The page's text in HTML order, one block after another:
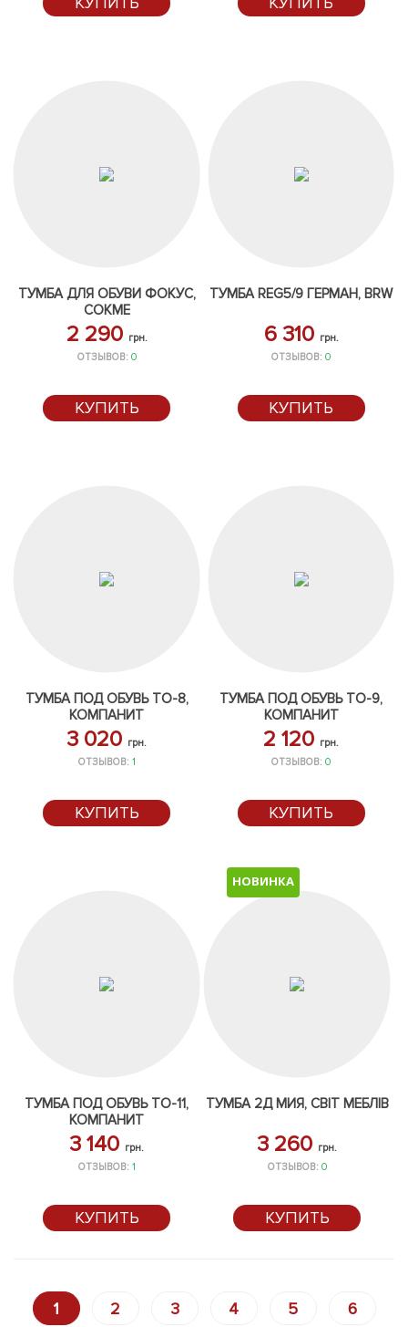
ТУМБА ДЛЯ ОБУВИ ФОКУС,
СОКМЕ
2 290 грн.
ОТЗЫВОВ: 0
КУПИТЬ
ТУМБА REG5/9 ГЕРМАН, BRW
6 310 грн.
ОТЗЫВОВ:0
КУПИТЬ
ТУМБА ПОД ОБУВЬ ТО-8,
КОМПАНИТ
3 020 грн.
ОТЗЫВОВ: 1
КУПИТЬ
ТУМБА ПОД ОБУВЬ ТО-9,
КОМПАНИТ
2 120 грн.
ОТЗЫВОВ:0
КУПИТЬ
ТУМБА ПОД ОБУВЬ ТО-11,
КОМПАНИТ
3 140 грн.
ОТЗЫВОВ: 1
КУПИТЬ
НОВИНКА
ТУМБА 2Д МИЯ, СВІТ МЕБЛІВ
3 260 грн.
ОТЗЫВОВ: 0
КУПИТЬ
1 2 3 4 5 6